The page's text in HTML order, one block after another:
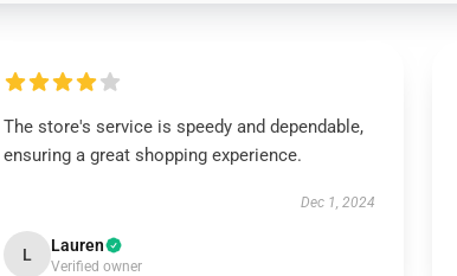
The store's service is speedy and dependable,
ensuring a great shopping experience.
Dec 1, 2024
L Lauren
Verified owner